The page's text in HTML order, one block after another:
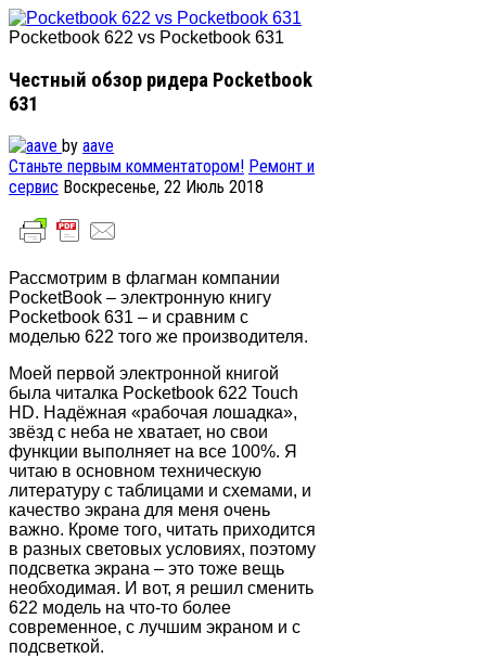
Pocketbook 622 vs Pocketbook 631
Честный обзор ридера Pocketbook
631
by aave
Станьте первым комментатором! Ремонт и
сервис Воскресенье, 22 Июль 2018
Рассмотрим в флагман компании
PocketBook – электронную книгу
Pocketbook 631 – и сравним с
моделью 622 того же производителя.
Моей первой электронной книгой
была читалка Pocketbook 622 Touch
HD. Надёжная «рабочая лошадка»,
звёзд с неба не хватает, но свои
функции выполняет на все 100%. Я
читаю в основном техническую
литературу с таблицами и схемами, и
качество экрана для меня очень
важно. Кроме того, читать приходится
в разных световых условиях, поэтому
подсветка экрана – это тоже вещь
необходимая. И вот, я решил сменить
622 модель на что-то более
современное, с лучшим экраном и с
подсветкой.